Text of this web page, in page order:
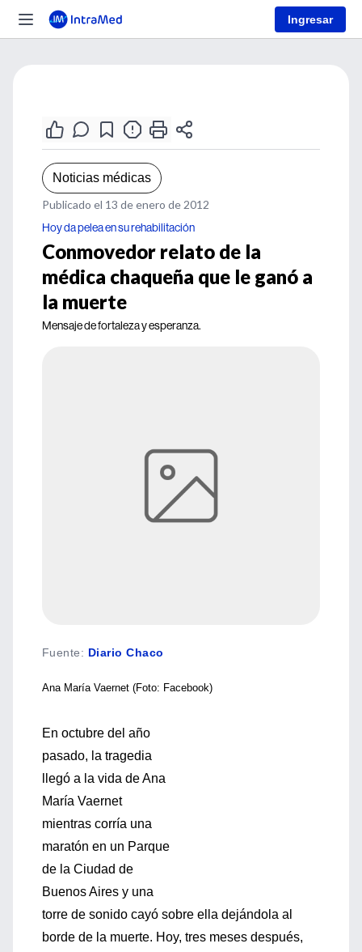
Ingresar
Noticias médicas
Publicado el 13 de enero de 2012
Hoy da pelea en su rehabilitación
Conmovedor relato de la
médica chaqueña que le ganó a
la muerte
Mensaje de fortaleza y esperanza.
Fuente: Diario Chaco
Ana María Vaernet (Foto: Facebook)
En octubre del año
pasado, la tragedia
llegó a la vida de Ana
María Vaernet
mientras corría una
maratón en un Parque
de la Ciudad de
Buenos Aires y una
torre de sonido cayó sobre ella dejándola al
borde de la muerte. Hoy, tres meses después,